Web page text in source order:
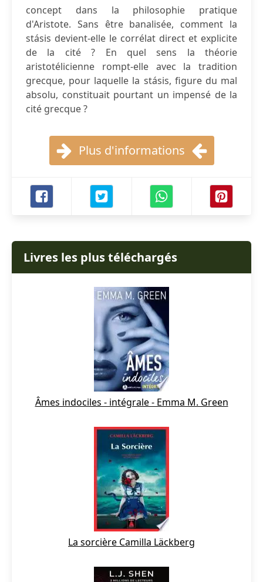
concept dans la philosophie pratique
d'Aristote. Sans être banalisée, comment la
stásis devient-elle le corrélat direct et explicite
de la cité ? En quel sens la théorie
aristotélicienne rompt-elle avec la tradition
grecque, pour laquelle la stásis, figure du mal
absolu, constituait pourtant un impensé de la
cité grecque ?
Plus d'informations
Livres les plus téléchargés
Âmes indociles - intégrale - Emma M. Green
La sorcière Camilla Läckberg